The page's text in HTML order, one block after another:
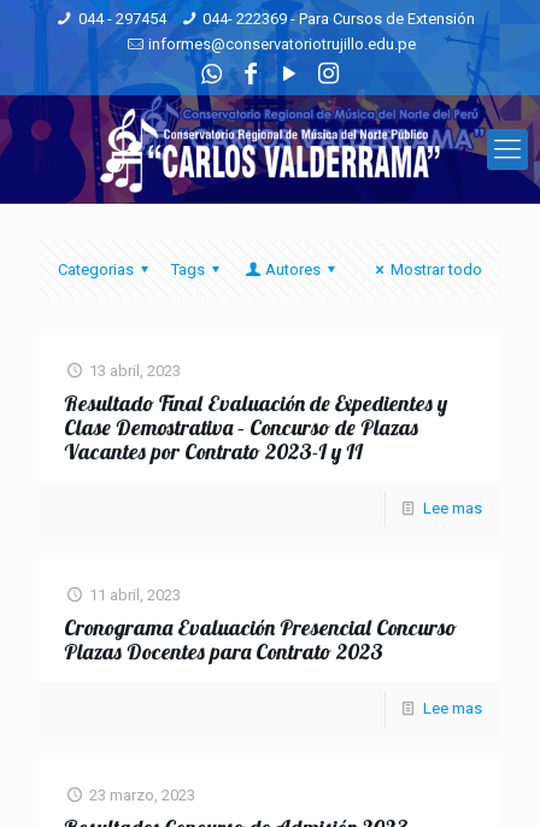
044 - 297454
044- 222369 - Para Cursos de Extensión
informes@conservatoriotrujillo.edu.pe
Categorias Tags Autores Mostrar todo
13 abril, 2023
Resultado Final Evaluación de Expedientes y
Clase Demostrativa – Concurso de Plazas
Vacantes por Contrato 2023-I y II
Lee mas
11 abril, 2023
Cronograma Evaluación Presencial Concurso
Plazas Docentes para Contrato 2023
Lee mas
23 marzo, 2023